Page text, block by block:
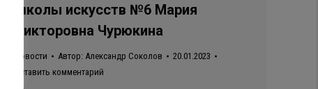
школы искусств №6 Мария
Викторовна Чурюкина
Новости Автор: Александр Соколов
20.01.2023
Оставить комментарий